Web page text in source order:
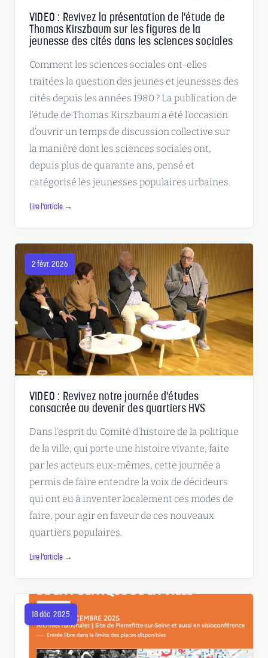
VIDEO : Revivez la présentation de l'étude de
Thomas Kirszbaum sur les figures de la
jeunesse des cités dans les sciences sociales
Comment les sciences sociales ont-elles
traitées la question des jeunes et jeunesses des
cités depuis les années 1980 ? La publication de
l’étude de Thomas Kirszbaum a été l’occasion
d’ouvrir un temps de discussion collective sur
la manière dont les sciences sociales ont,
depuis plus de quarante ans, pensé et
catégorisé les jeunesses populaires urbaines.
Lire l'article →
2 févr. 2026
VIDEO : Revivez notre journée d'études
consacrée au devenir des quartiers HVS
Dans l’esprit du Comité d’histoire de la politique
de la ville, qui porte une histoire vivante, faite
par les acteurs eux-mêmes, cette journée a
permis de faire entendre la voix de décideurs
qui ont eu à inventer localement ces modes de
faire, pour agir en faveur de ces nouveaux
quartiers populaires.
Lire l'article →
18 déc. 2025